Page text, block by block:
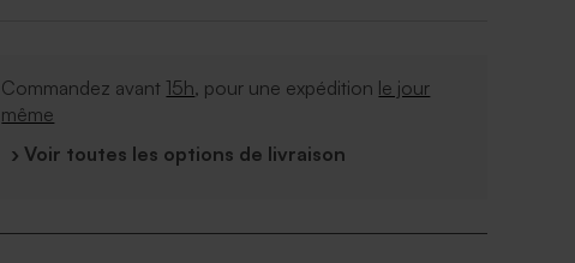
Commandez avant 15h, pour une expédition le jour
même
› Voir toutes les options de livraison